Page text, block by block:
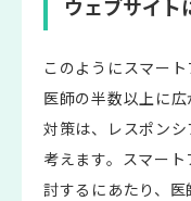
ウェブサイト
このようにスマー
医師の半数以上に
対策は、レスポン
考えます。スマー
討するにあたり、